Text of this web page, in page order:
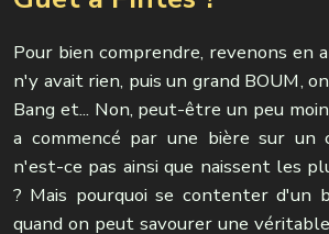
Pour bien comprendre, revenons en
n'y avait rien, puis un grand BOUM,
Bang et... Non, peut-être un peu
a commencé par une bière sur un
n'est-ce pas ainsi que naissent les
? Mais pourquoi se contenter d'un
quand on peut savourer une